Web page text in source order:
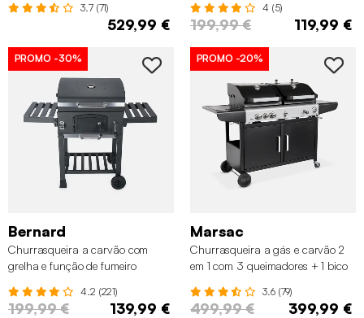
capa
3.7 (71)
529,99 €
4 (5)
199,99 € 119,99 €
PROMO -30%
Bernard
Churrasqueira a carvão com
grelha e função de fumeiro
4.2 (221)
199,99 € 139,99 €
PROMO -20%
Marsac
Churrasqueira a gás e carvão 2
em 1 com 3 queimadores + 1 bico
3.6 (79)
499,99 € 399,99 €